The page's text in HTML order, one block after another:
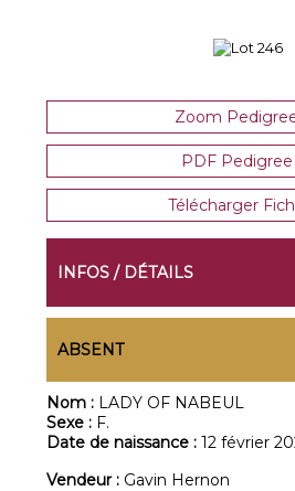
Zoom
PDF Pedigree
Télécharger
INFOS / DÉTAILS
ABSENT
Nom : LADY OF NABEUL
Sexe : F.
Date de naissance :12 février
Vendeur : Gavin Hernon